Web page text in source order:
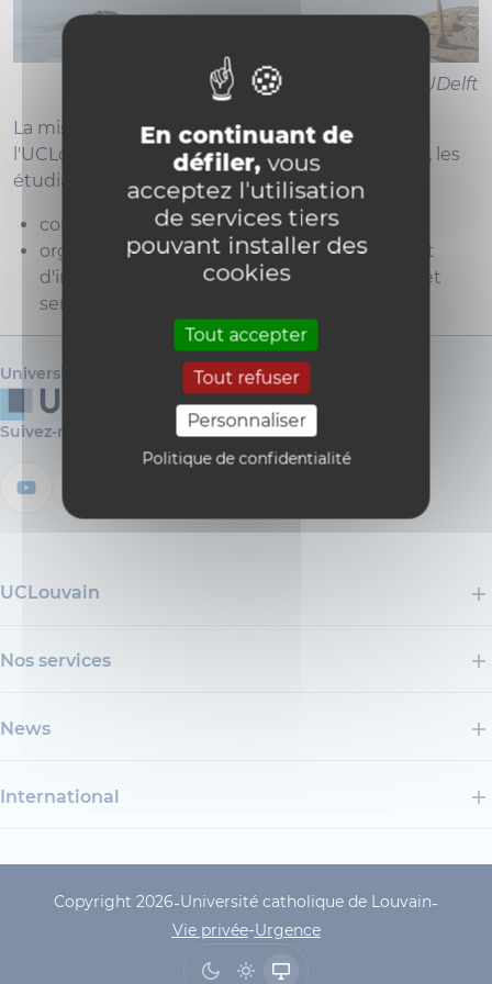
En continuant de
défiler,vous
acceptez l'utilisation
de services tiers
pouvant installer des
cookies
Tout accepter
Tout refuser
Personnaliser
Politique de confidentialité
Crédit photo : ULB - UCLouvain - TUDelft
La mission des plateformes technologiques de
l'UCLouvain vise à soutenir les chercheur·euses, les
étudiant·es et les entreprises en:
consolidant l’expertise et la connaissance
organisant un ensemble mutualisé cohérent
d'informations, équipements, technologies et
services
Université catholique de Louvain
Suivez-nous
UCLouvain
Nos services
News
International
UCLouvain Footer
Copyright 2026-Université catholique de Louvain-
Vie privée-Urgence